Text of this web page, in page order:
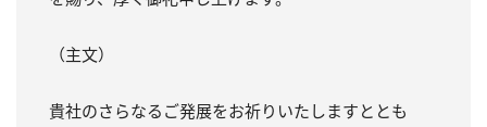
（主文）
貴社のさらなるご発展をお祈りいたしますととも